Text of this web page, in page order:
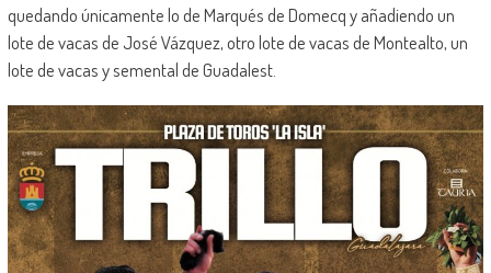
quedando únicamente lo de Marqués de Domecq y añadiendo un
lote de vacas de José Vázquez, otro lote de vacas de Montealto, un
lote de vacas y semental de Guadalest.